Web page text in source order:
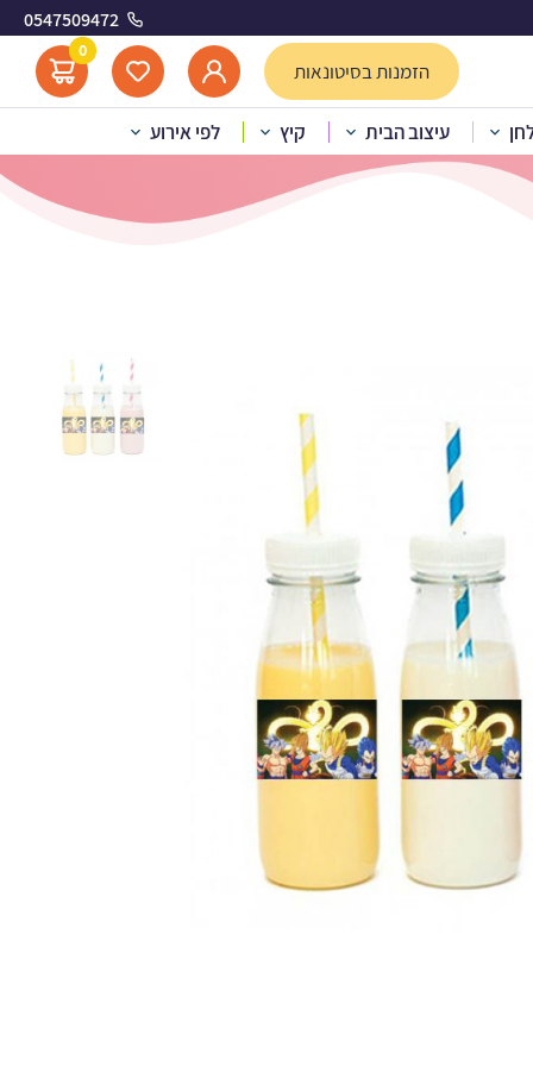
0547509472
הזמנות בסיטונאות
0
עיצוב הבית קיץ לפי אירוע
בול
לעיצוב דרגון בול